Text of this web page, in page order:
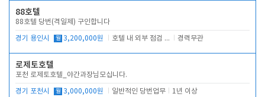
88호텔
88호텔 당번(격일제) 구인합니다
경기 용인시 월 3,200,000원 호텔 내 외부 점검 및 프런트 운영 경력무관
로제토호텔
포천 로제토호텔_야간과장님모십니다.
경기 포천시 월 3,000,000원 일반적인 당번업무 1년 이상